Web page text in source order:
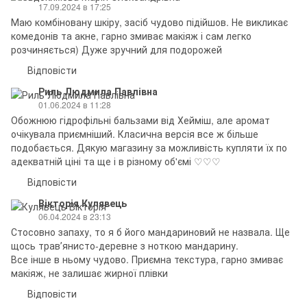
17.09.2024 в 17:25
Маю комбіновану шкіру, засіб чудово підійшов. Не викликає
комедонів та акне, гарно змиває макіяж і сам легко
розчиняється) Дуже зручний для подорожей
Відповісти
Риль Людмила Павлівна
01.06.2024 в 11:28
Обожнюю гідрофільні бальзами від Хейміш, але аромат
очікувала приємніший. Класична версія все ж більше
подобається. Дякую магазину за можливість купляти їх по
адекватній ціні та ще і в різному об'ємі ♡♡♡
Відповісти
Вікторія Кулявець
06.04.2024 в 23:13
Стосовно запаху, то я б його мандариновий не назвала. Ще
щось травʼянисто-деревне з ноткою мандарину.
Все інше в ньому чудово. Приємна текстура, гарно змиває
макіяж, не залишає жирної плівки
Відповісти